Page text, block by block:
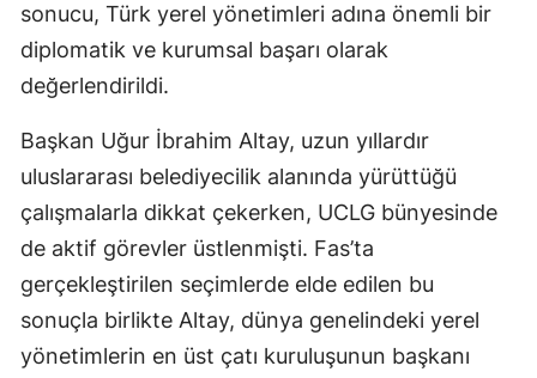
İstanbul
Kastamonu
Kayseri
Kırklareli
Kırşehir
Kocaeli
sonucu, Türk yerel yönetimleri adına önemli bir
diplomatik ve kurumsal başarı olarak
değerlendirildi.
Başkan Uğur İbrahim Altay, uzun yıllardır
uluslararası belediyecilik alanında yürüttüğü
çalışmalarla dikkat çekerken, UCLG bünyesinde
de aktif görevler üstlenmişti. Fas’ta
gerçekleştirilen seçimlerde elde edilen bu
sonuçla birlikte Altay, dünya genelindeki yerel
yönetimlerin en üst çatı kuruluşunun başkanı